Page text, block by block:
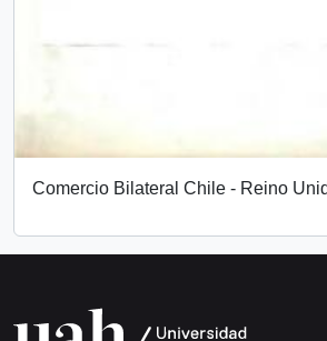
Comercio Bilateral Chile - Reino